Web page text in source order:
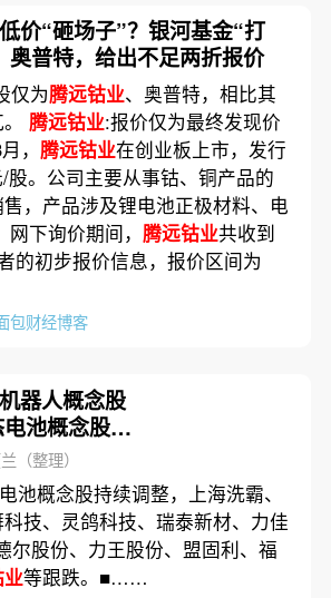
低价“砸场子”？银河基金“打
奥普特，给出不足两折报价
仅为腾远钴业、奥普特，相比其
腾远钴业:报价仅为最终发现价
， 腾远钴业在创业板上市，发行
股。公司主要从事钴、铜产品的
，产品涉及锂电池正极材料、电
下询价期间， 腾远钴业共收到
的初步报价信息，报价区间为
包财经博客
器人概念股
池概念股调
（整理）
池概念股持续调整，上海洗霸、
技、灵鸽科技、瑞泰新材、力佳
尔股份、力王股份、盟固利、福
等跟跌。■……